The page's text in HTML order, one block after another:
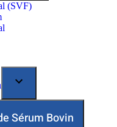
(SVF)
Sérum Bovin